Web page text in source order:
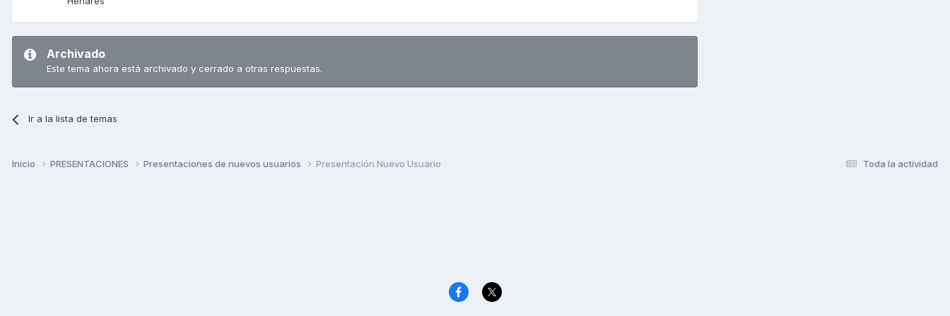
Archivado
Este tema ahora está archivado y cerrado a otras respuestas.
Ir a la lista de temas
Toda la actividad
Inicio PRESENTACIONES Presentaciones de nuevos usuarios Presentación Nuevo Usuario